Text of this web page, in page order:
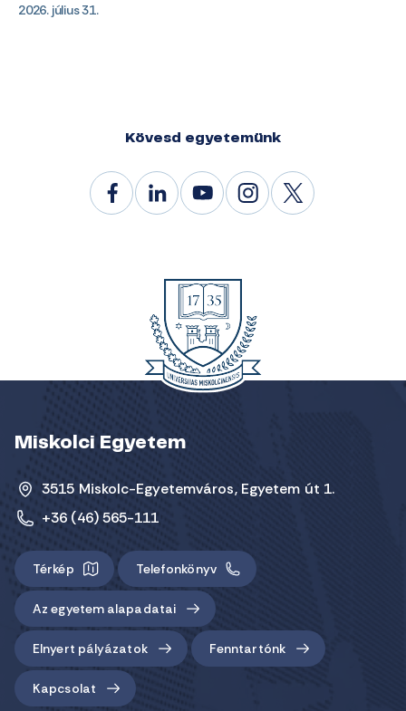
2026. július 31.
Kövesd egyetemünk
Miskolci Egyetem
3515 Miskolc-Egyetemváros, Egyetem út 1.
+36 (46) 565-111
Térkép Telefonkönyv
Az egyetem alapadatai
Elnyert pályázatok Fenntartónk
Kapcsolat